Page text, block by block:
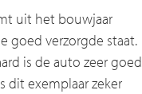
uit het bouwjaar
goed verzorgde staat.
is de auto zeer goed
dit exemplaar zeker